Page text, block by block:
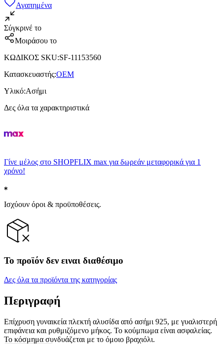
Αγαπημένα
Σύγκρινέ το
Μοιράσου το
ΚΩΔΙΚΟΣ SKU:SF-11153560
Κατασκευαστής:OEM
Υλικό:Ασήμι
Δες όλα τα χαρακτηριστικά
Γίνε μέλος στο SHOPFLIX max για δωρεάν μεταφορικά για 1
χρόνο!
Ισχύουν όροι & προϋποθέσεις.
Το προϊόν δεν ειναι διαθέσιμο
Δες όλα τα προϊόντα της κατηγορίας
Περιγραφή
Επίχρυση γυναικεία πλεκτή αλυσίδα από ασήμι 925, με γυαλιστερή
επιφάνεια και ρυθμιζόμενο μήκος. Το κούμπωμα είναι ασφαλείας.
Το κόσμημα συνδυάζεται με το όμοιο βραχιόλι.